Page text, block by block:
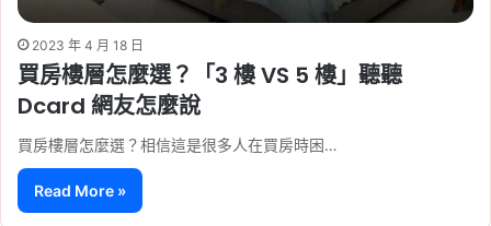
2023 年 4 月 18 日
買房樓層怎麼選？「3 樓 VS 5 樓」聽聽
Dcard 網友怎麼說
買房樓層怎麼選？相信這是很多人在買房時困…
Read More »